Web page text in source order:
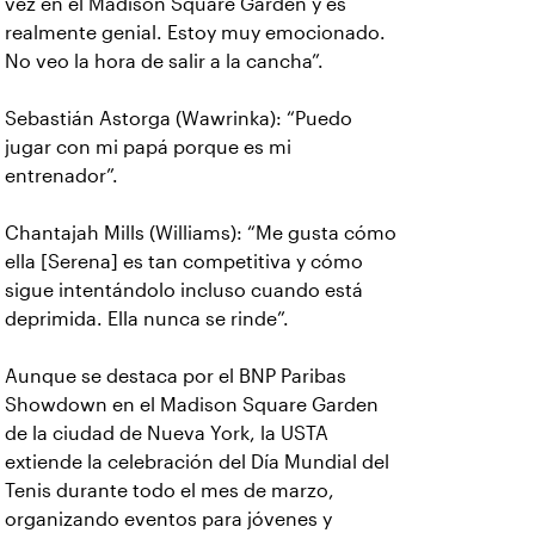
vez en el Madison Square Garden y es
realmente genial. Estoy muy emocionado.
No veo la hora de salir a la cancha”.
Sebastián Astorga (Wawrinka): “Puedo
jugar con mi papá porque es mi
entrenador”.
Chantajah Mills (Williams): “Me gusta cómo
ella [Serena] es tan competitiva y cómo
sigue intentándolo incluso cuando está
deprimida. Ella nunca se rinde”.
Aunque se destaca por el BNP Paribas
Showdown en el Madison Square Garden
de la ciudad de Nueva York, la USTA
extiende la celebración del Día Mundial del
Tenis durante todo el mes de marzo,
organizando eventos para jóvenes y